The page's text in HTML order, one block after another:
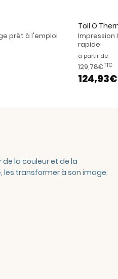
prêt à l'emploi
Toll O
Impression
rapide
à partir de
129,78€TTC
la couleur et de la
les transformer à son image.